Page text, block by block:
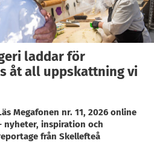
laddar för
åt all uppskattning vi
Megafonen nr. 11, 2026 online
nyheter, inspiration och
från Skellefteå